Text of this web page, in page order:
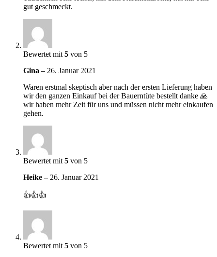
gut geschmeckt.
Bewertet mit 5 von 5
Gina – 26. Januar 2021
Waren erstmal skeptisch aber nach der ersten Lieferung haben
wir den ganzen Einkauf bei der Bauerntüte bestellt danke 🙏
wir haben mehr Zeit für uns und müssen nicht mehr einkaufen
gehen.
Bewertet mit 5 von 5
Heike – 26. Januar 2021
👍👍👍
Bewertet mit 5 von 5